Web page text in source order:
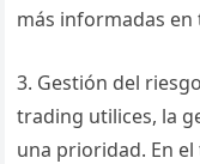
más informadas en
3. Gestión del
trading utilices, la
una prioridad. En